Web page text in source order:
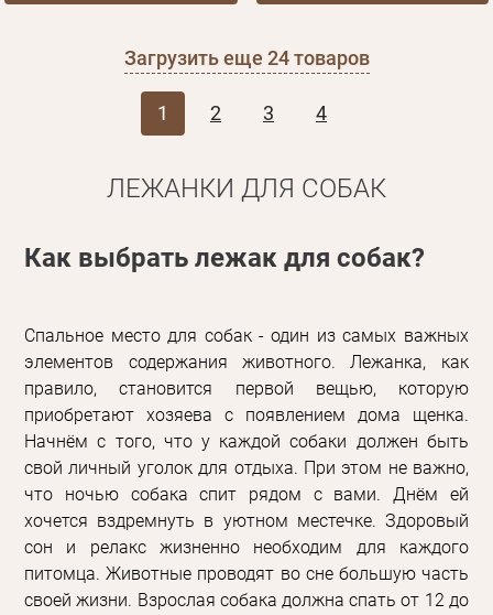
Загрузить еще 24товаров
1 2 3 4
ЛЕЖАНКИ ДЛЯ СОБАК
Как выбрать лежак для собак?
Спальное место для собак - один из самых важных
элементов содержания животного. Лежанка, как
правило, становится первой вещью, которую
приобретают хозяева с появлением дома щенка.
Начнём с того, что у каждой собаки должен быть
свой личный уголок для отдыха. При этом не важно,
что ночью собака спит рядом с вами. Днём ей
хочется вздремнуть в уютном местечке. Здоровый
сон и релакс жизненно необходим для каждого
питомца. Животные проводят во сне большую часть
своей жизни. Взрослая собака должна спать от 12 до